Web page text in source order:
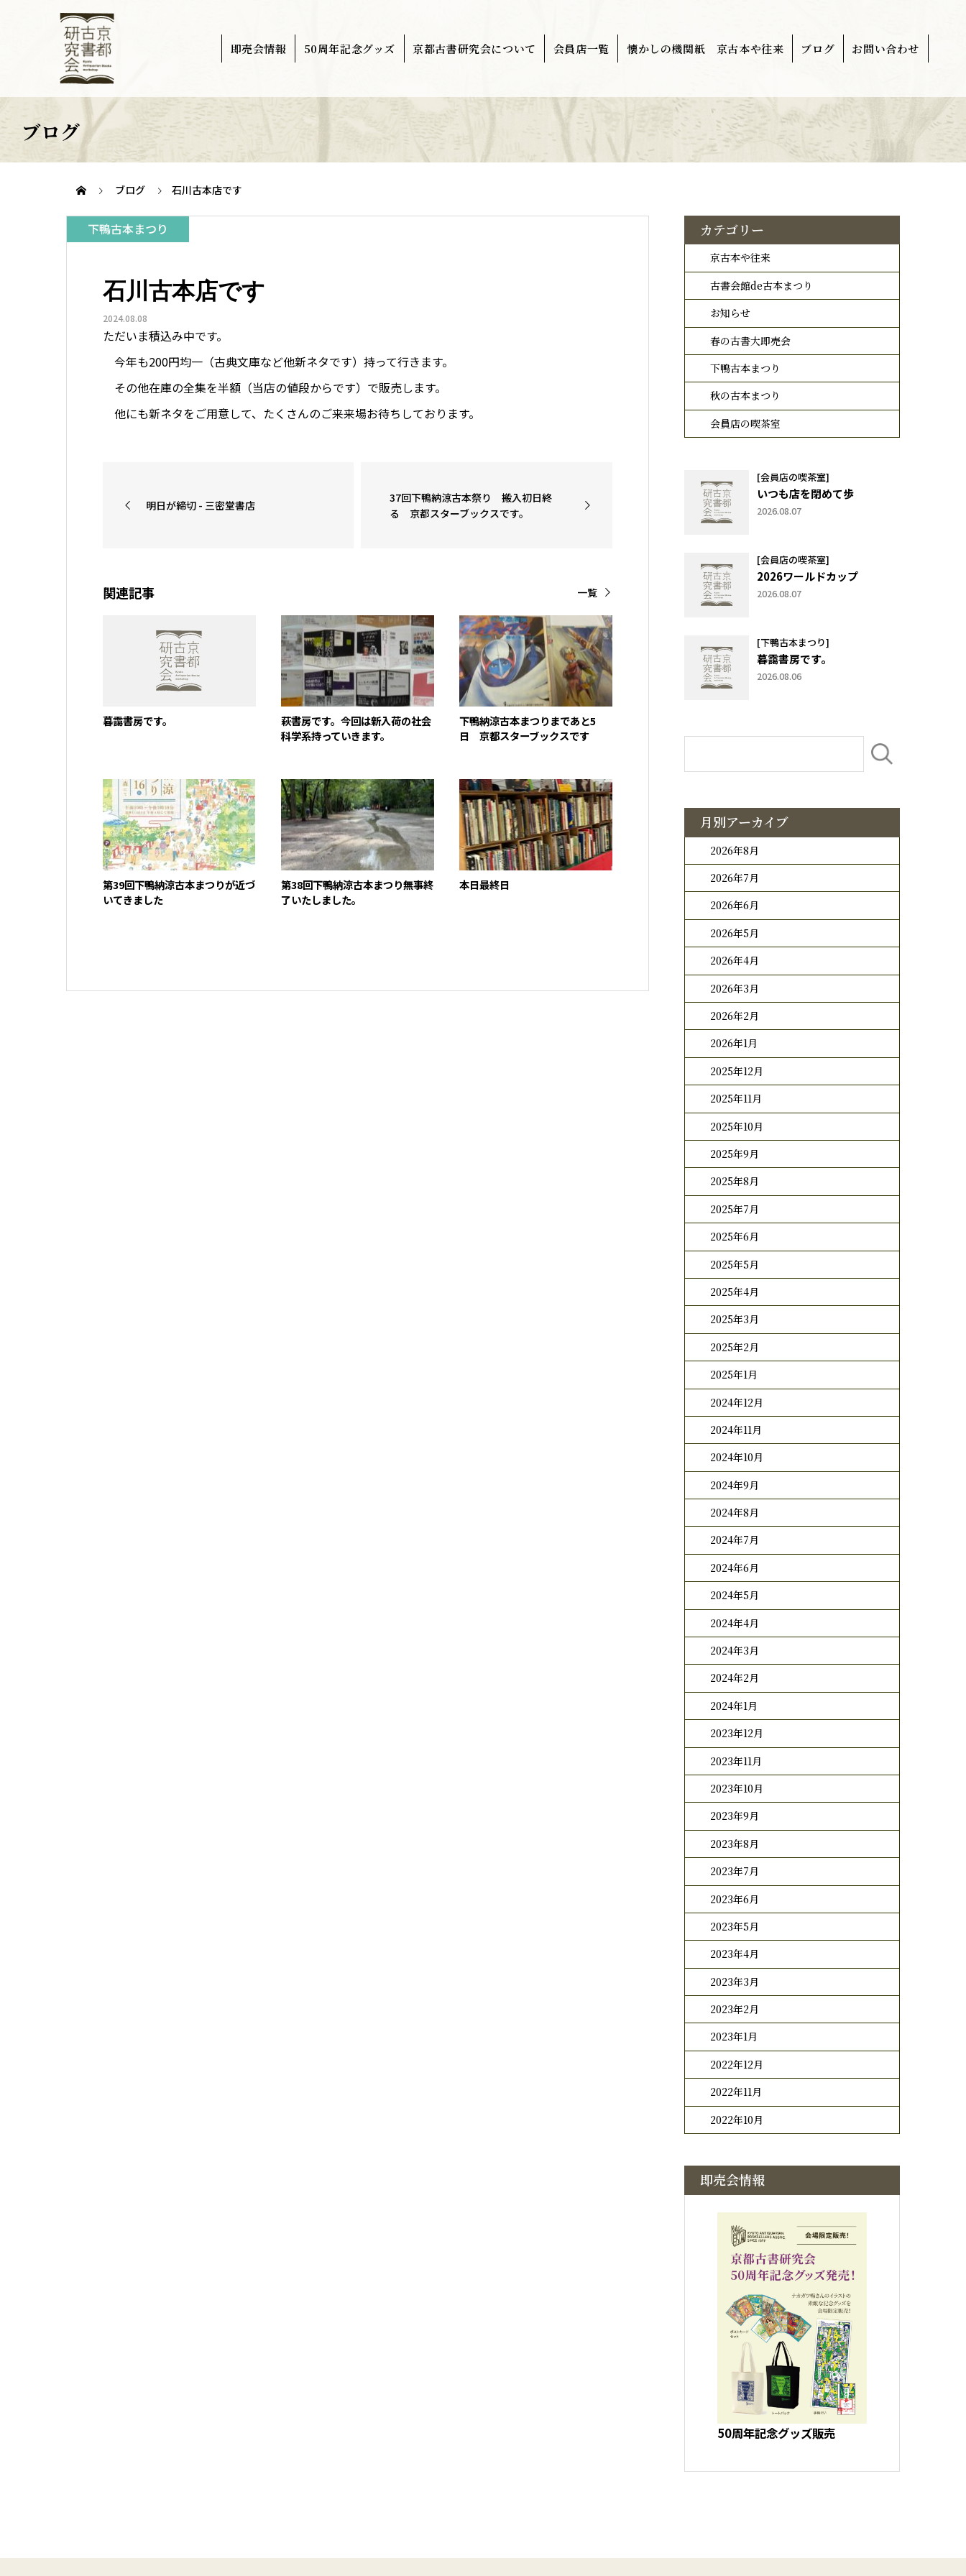
即売会情報 50周年記念グッズ 京都古書研究会について 会員店一覧 懐かしの機関紙 京古本や往来 ブログ お問い合わせ
ブログ
ブログ 石川古本店です
下鴨古本まつり
石川古本店です
2024.08.08
ただいま積込み中です。
今年も200円均一（古典文庫など他新ネタです）持って行きます。
その他在庫の全集を半額（当店の値段からです）で販売します。
他にも新ネタをご用意して、たくさんのご来来場お待ちしております。
明日が締切 - 三密堂書店
37回下鴨納涼古本祭り 搬入初日終
る 京都スターブックスです。
関連記事 一覧
暮靄書房です。
萩書房です。今回は新入荷の社会
科学系持っていきます。
下鴨納涼古本まつりまであと5
日 京都スターブックスです
第39回下鴨納涼古本まつりが近づ
いてきました
第38回下鴨納涼古本まつり無事終
了いたしました。
本日最終日
カテゴリー
京古本や往来
古書会館de古本まつり
お知らせ
春の古書大即売会
下鴨古本まつり
秋の古本まつり
会員店の喫茶室
[会員店の喫茶室]
いつも店を閉めて歩
2026.08.07
[会員店の喫茶室]
2026ワールドカップ
2026.08.07
[下鴨古本まつり]
暮靄書房です。
2026.08.06
月別アーカイブ
2026年8月
2026年7月
2026年6月
2026年5月
2026年4月
2026年3月
2026年2月
2026年1月
2025年12月
2025年11月
2025年10月
2025年9月
2025年8月
2025年7月
2025年6月
2025年5月
2025年4月
2025年3月
2025年2月
2025年1月
2024年12月
2024年11月
2024年10月
2024年9月
2024年8月
2024年7月
2024年6月
2024年5月
2024年4月
2024年3月
2024年2月
2024年1月
2023年12月
2023年11月
2023年10月
2023年9月
2023年8月
2023年7月
2023年6月
2023年5月
2023年4月
2023年3月
2023年2月
2023年1月
2022年12月
2022年11月
2022年10月
即売会情報
50周年記念グッズ販売